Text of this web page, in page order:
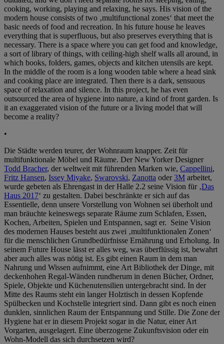
cooking, working, playing and relaxing, he says. His vision of the
modern house consists of two ‚multifunctional zones‘ that meet the
basic needs of food and recreation. In his future house he leaves
everything that is superfluous, but also preserves everything that is
necessary. There is a space where you can get food and knowledge,
a sort of library of things, with ceiling-high shelf walls all around, in
which books, folders, games, objects and kitchen utensils are kept.
In the middle of the room is a long wooden table where a head sink
and cooking place are integrated. Then there is a dark, sensuous
space of relaxation and silence. In this project, he has even
outsourced the area of hygiene into nature, a kind of front garden. Is
it an exaggerated vision of the future or a living model that will
become a reality?
•
Die Städte werden teurer, der Wohnraum knapper. Zeit für
multifunktionale Möbel und Räume. Der New Yorker Designer
Todd Bracher, der weltweit mit führenden Marken wie, Cappellini,
Fritz Hansen, Issey Miyake, Swarovski, Zanotta oder 3M arbeitet,
wurde gebeten als Ehrengast in der Halle 2.2 seine Vision für ‚Das
Haus 2017‘ zu gestalten. Dabei beschränkte er sich auf das
Essentielle, denn unsere Vorstellung von Wohnen sei überholt und
man bräuchte keineswegs separate Räume zum Schlafen, Essen,
Kochen, Arbeiten, Spielen und Entspannen, sagt er. Seine Vision
des modernen Hauses besteht aus zwei ‚multifunktionalen Zonen‘
für die menschlichen Grundbedürfnisse Ernährung und Erholung. In
seinem Future House lässt er alles weg, was überflüssig ist, bewahrt
aber auch alles was nötig ist. Es gibt einen Raum in dem man
Nahrung und Wissen aufnimmt, eine Art Bibliothek der Dinge, mit
deckenhohen Regal-Wänden rundherum in denen Bücher, Ordner,
Spiele, Objekte und Küchenutensilien untergebracht sind. In der
Mitte des Raums steht ein langer Holztisch in dessen Kopfende
Spülbecken und Kochstelle integriert sind. Dann gibt es noch einen
dunklen, sinnlichen Raum der Entspannung und Stille. Die Zone der
Hygiene hat er in diesem Projekt sogar in die Natur, einer Art
Vorgarten, ausgelagert. Eine überzogene Zukunftsvision oder ein
Wohn-Modell das sich durchsetzen wird?